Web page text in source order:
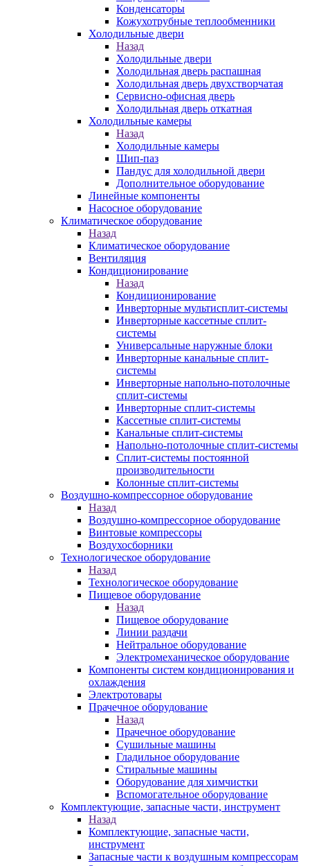
Конденсаторы
Кожухотрубные теплообменники
Холодильные двери
Назад
Холодильные двери
Холодильная дверь распашная
Холодильная дверь двухстворчатая
Сервисно-офисная дверь
Холодильная дверь откатная
Холодильные камеры
Назад
Холодильные камеры
Шип-паз
Пандус для холодильной двери
Дополнительное оборудование
Линейные компоненты
Насосное оборудование
Климатическое оборудование
Назад
Климатическое оборудование
Вентиляция
Кондиционирование
Назад
Кондиционирование
Инверторные мультисплит-системы
Инверторные кассетные сплит-
системы
Универсальные наружные блоки
Инверторные канальные сплит-
системы
Инверторные напольно-потолочные
сплит-системы
Инверторные сплит-системы
Кассетные сплит-системы
Канальные сплит-системы
Напольно-потолочные сплит-системы
Сплит-системы постоянной
производительности
Колонные сплит-системы
Воздушно-компрессорное оборудование
Назад
Воздушно-компрессорное оборудование
Винтовые компрессоры
Воздухосборники
Технологическое оборудование
Назад
Технологическое оборудование
Пищевое оборудование
Назад
Пищевое оборудование
Линии раздачи
Нейтральное оборудование
Электромеханическое оборудование
Компоненты систем кондиционирования и
охлаждения
Электротовары
Прачечное оборудование
Назад
Прачечное оборудование
Сушильные машины
Гладильное оборудование
Стиральные машины
Оборудование для химчистки
Вспомогательное оборудование
Комплектующие, запасные части, инструмент
Назад
Комплектующие, запасные части,
инструмент
Запасные части к воздушным компрессорам